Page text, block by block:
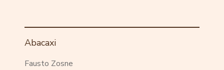
Abacaxi
Fausto Zosne